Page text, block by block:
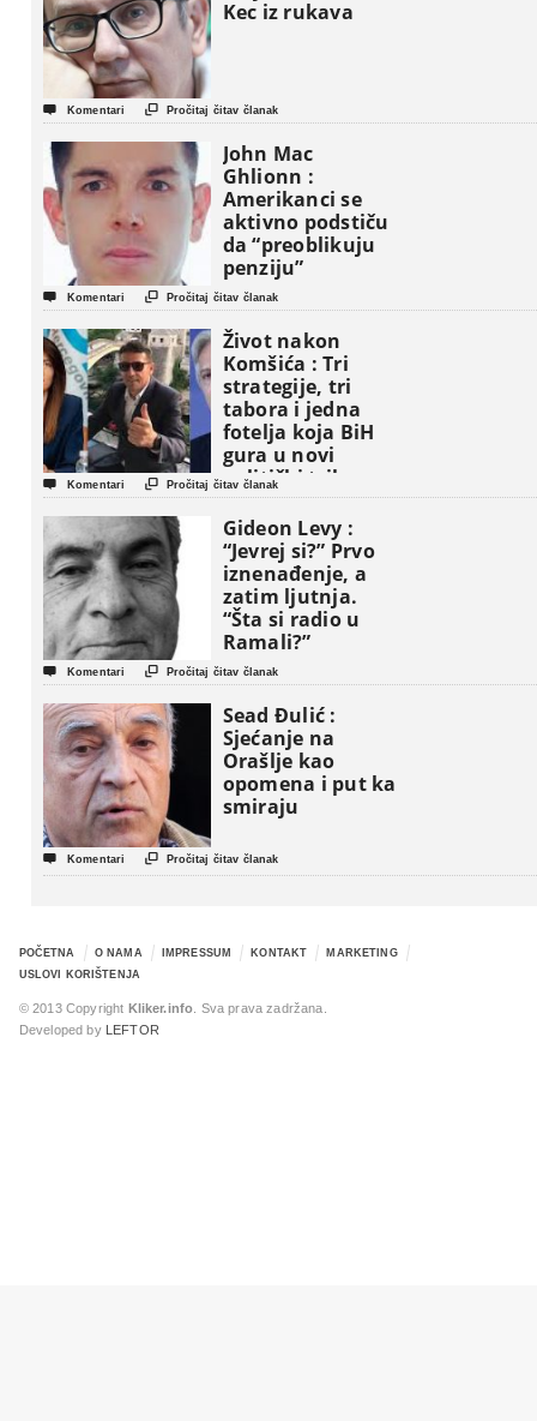
Kec iz rukava
 Komentari  Pročitaj čitav članak
John Mac
Ghlionn :
Amerikanci se
aktivno podstiču
da “preoblikuju
penziju”
 Komentari  Pročitaj čitav članak
Život nakon
Komšića : Tri
strategije, tri
tabora i jedna
fotelja koja BiH
gura u novi
politički triler
 Komentari  Pročitaj čitav članak
Gideon Levy :
“Jevrej si?” Prvo
iznenađenje, a
zatim ljutnja.
“Šta si radio u
Ramali?”
 Komentari  Pročitaj čitav članak
Sead Đulić :
Sjećanje na
Orašlje kao
opomena i put ka
smiraju
 Komentari  Pročitaj čitav članak
POČETNA O NAMA IMPRESSUM KONTAKT
MARKETING
USLOVI KORIŠTENJA
© 2013 Copyright Kliker.info . Sva prava zadržana.
Developed by
LEFTOR